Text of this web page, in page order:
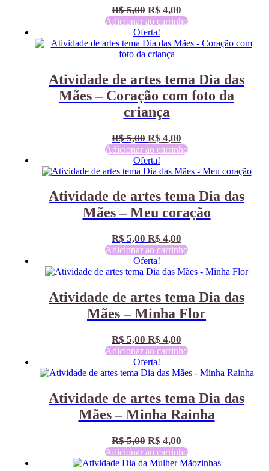
R$5,00 O
preço
original
era:
R$ 5,00.
R$ 4,00
preço
é:
Adicionar ao carrinho
Oferta!
Atividade de artes tema Dia das
Mães – Coração com foto da
criança
R$5,00 O
preço
original
era:
R$ 4,00
preço
é:
Adicionar ao carrinho
Oferta!
Atividade de artes tema Dia das
Mães – Meu coração
R$5,00 O
preço
original
era:
R$ 4,00
preço
é:
Adicionar ao carrinho
Oferta!
Atividade de artes tema Dia das
Mães – Minha Flor
R$5,00 O
preço
original
era:
R$ 4,00
preço
é:
Adicionar ao carrinho
Oferta!
Atividade de artes tema Dia das
Mães – Minha Rainha
R$5,00 O
preço
original
R$ 4,00
preço
atual
Adicionar ao carrinho